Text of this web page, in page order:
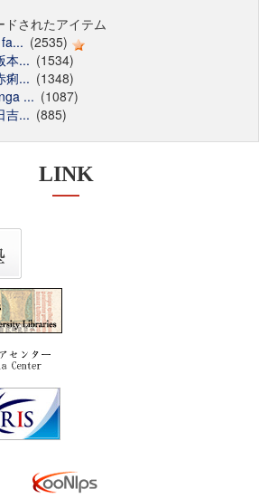
されたアイテム
(2535)
本... (1534)
痢... (1348)
... (1087)
吉... (885)
LINK